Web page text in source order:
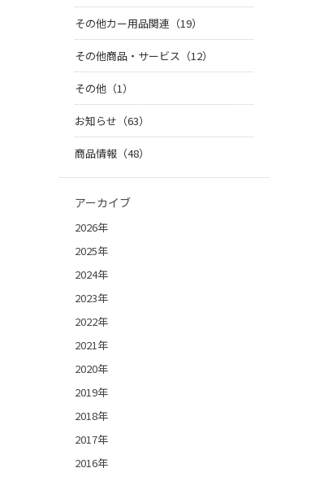
その他カー用品関連（19）
その他商品・サービス（12）
その他（1）
お知らせ（63）
商品情報（48）
アーカイブ
2026年
2025年
2024年
2023年
2022年
2021年
2020年
2019年
2018年
2017年
2016年